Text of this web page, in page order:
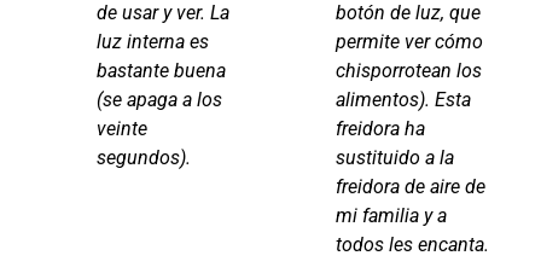
de usar y ver. La
luz interna es
bastante buena
(se apaga a los
veinte
segundos).
botón de luz, que
permite ver cómo
chisporrotean los
alimentos). Esta
freidora ha
sustituido a la
freidora de aire de
mi familia y a
todos les encanta.